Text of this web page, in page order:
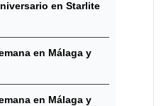
en Starlite
en Málaga y
en Málaga y